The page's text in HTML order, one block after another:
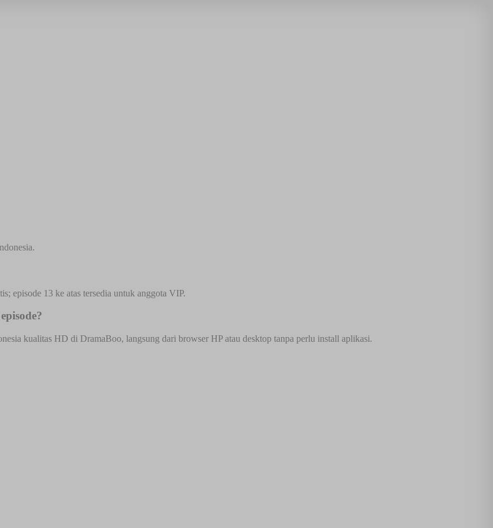
episode 13 ke atas tersedia untuk anggota VIP.
kualitas HD di DramaBoo, langsung dari browser HP atau desktop tanpa perlu install aplikasi.